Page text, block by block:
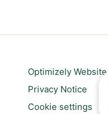
Optimizely Website
Privacy Notice
Cookie settings